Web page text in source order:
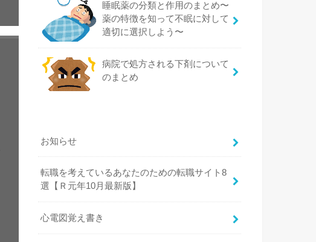
睡眠薬の分類と作用のまとめ〜
薬の特徴を知って不眠に対して
適切に選択しよう〜
病院で処方される下剤について
のまとめ
お知らせ
転職を考えているあなたのための転職サイト8
選【Ｒ元年10月最新版】
心電図覚え書き